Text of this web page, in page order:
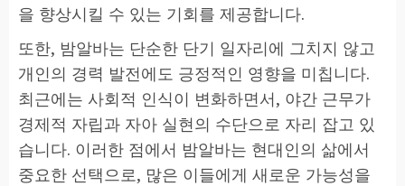
을 향상시킬 수 있는 기회를 제공합니다.
또한, 밤알바는 단순한 단기 일자리에 그치지 않고
개인의 경력 발전에도 긍정적인 영향을 미칩니다.
최근에는 사회적 인식이 변화하면서, 야간 근무가
경제적 자립과 자아 실현의 수단으로 자리 잡고 있
습니다. 이러한 점에서 밤알바는 현대인의 삶에서
중요한 선택으로, 많은 이들에게 새로운 가능성을